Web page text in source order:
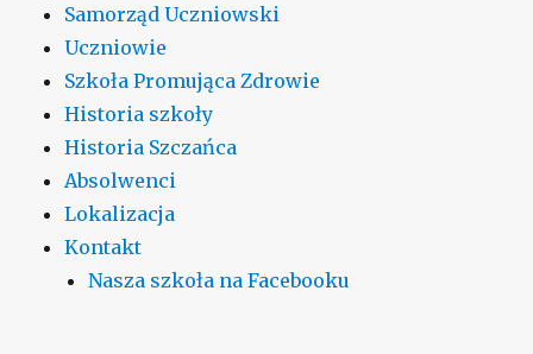
Samorząd Uczniowski
Uczniowie
Szkoła Promująca Zdrowie
Historia szkoły
Historia Szczańca
Absolwenci
Lokalizacja
Kontakt
Nasza szkoła na Facebooku